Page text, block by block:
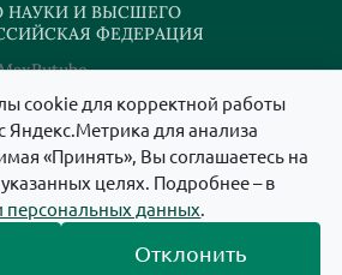
cookie для корректной работы
Яндекс.Метрика для анализа
«Принять», Вы соглашаетесь на
целях. Подробнее – в
персональных данных.
Отклонить
НАУКИ И ВЫСШЕГО
ФЕДЕРАЦИЯ
Rutube
И ПСИХОЛОГИИ" © 2024. Все
права защищены.